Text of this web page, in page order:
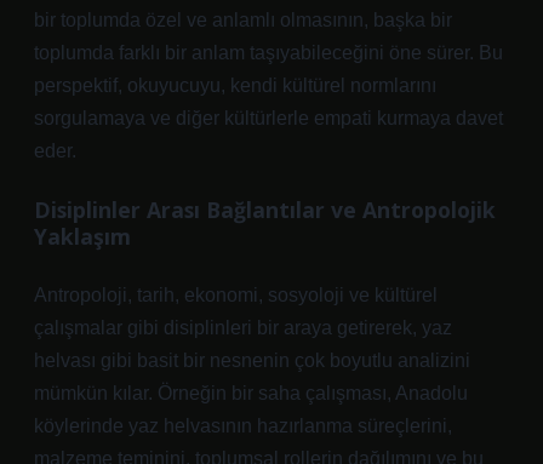
bir toplumda özel ve anlamlı olmasının, başka bir
toplumda farklı bir anlam taşıyabileceğini öne sürer. Bu
perspektif, okuyucuyu, kendi kültürel normlarını
sorgulamaya ve diğer kültürlerle empati kurmaya davet
eder.
Disiplinler Arası Bağlantılar ve Antropolojik
Yaklaşım
Antropoloji, tarih, ekonomi, sosyoloji ve kültürel
çalışmalar gibi disiplinleri bir araya getirerek, yaz
helvası gibi basit bir nesnenin çok boyutlu analizini
mümkün kılar. Örneğin bir saha çalışması, Anadolu
köylerinde yaz helvasının hazırlanma süreçlerini,
malzeme teminini, toplumsal rollerin dağılımını ve bu